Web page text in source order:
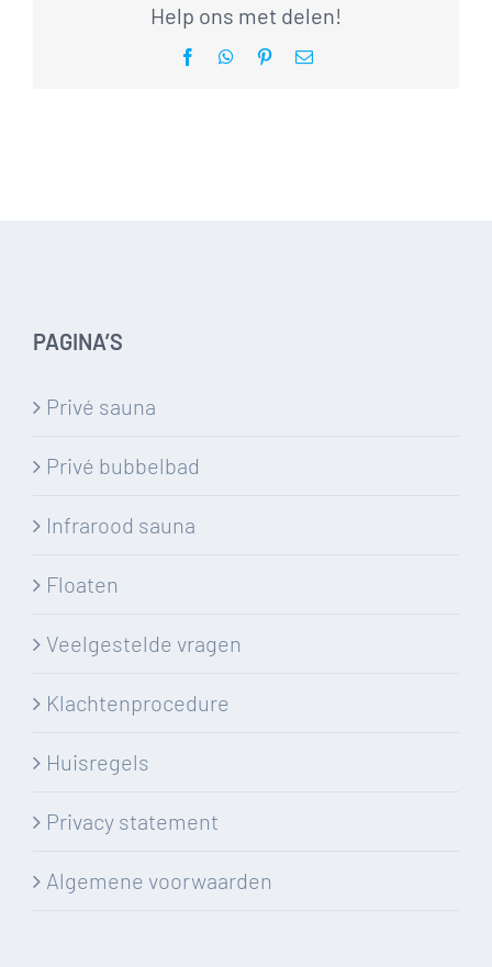
Help ons met delen!
FacebookWhatsApp
Pinterest
E-
PAGINA’S
Privé sauna
Privé bubbelbad
Infrarood sauna
Floaten
Veelgestelde vragen
Klachtenprocedure
Huisregels
Privacy statement
Algemene voorwaarden